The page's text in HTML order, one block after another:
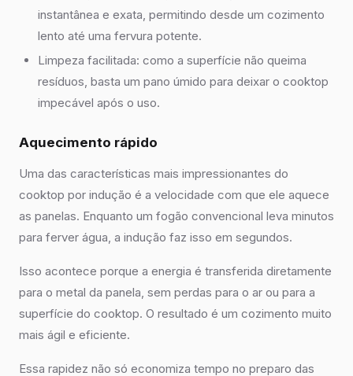
instantânea e exata, permitindo desde um cozimento
lento até uma fervura potente.
Limpeza facilitada: como a superfície não queima
resíduos, basta um pano úmido para deixar o cooktop
impecável após o uso.
Aquecimento rápido
Uma das características mais impressionantes do
cooktop por indução é a velocidade com que ele aquece
as panelas. Enquanto um fogão convencional leva minutos
para ferver água, a indução faz isso em segundos.
Isso acontece porque a energia é transferida diretamente
para o metal da panela, sem perdas para o ar ou para a
superfície do cooktop. O resultado é um cozimento muito
mais ágil e eficiente.
Essa rapidez não só economiza tempo no preparo das